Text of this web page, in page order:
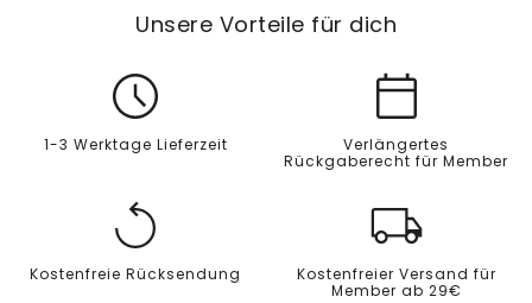
Unsere Vorteile für dich
1-3 Werktage Lieferzeit
Verlängertes
Rückgaberecht für Member
Kostenfreie Rücksendung
Kostenfreier Versand für
Member ab 29€